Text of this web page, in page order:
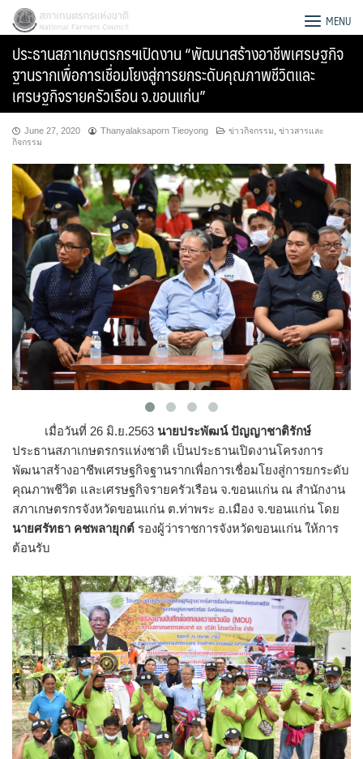
Skip
content
Search
for:
สภาเกษตรกรแห่งชาติ MENU
ประธานสภาเกษตรกรฯเปิดงาน “พัฒนาสร้างอาชีพเศรษฐกิจ
ฐานรากเพื่อการเชื่อมโยงสู่การยกระดับคุณภาพชีวิตและ
เศรษฐกิจรายครัวเรือน จ.ขอนแก่น”
June 27, 2020 Thanyalaksaporn Tieoyong ข่าวกิจกรรม ข่าวสารและ
กิจกรรม
เมื่อวันที่ 26 มิ.ย.2563 นายประพัฒน์ ปัญญาชาติรักษ์
ประธานสภาเกษตรกรแห่งชาติ เป็นประธานเปิดงานโครงการ
พัฒนาสร้างอาชีพเศรษฐกิจฐานรากเพื่อการเชื่อมโยงสู่การยกระดับ
คุณภาพชีวิต และเศรษฐกิจรายครัวเรือน จ.ขอนแก่น ณ สำนักงาน
สภาเกษตรกรจังหวัดขอนแก่น ต.ท่าพระ อ.เมือง จ.ขอนแก่น โดย
นายศรัทธา คชพลายุกต์ รองผู้ว่าราชการจังหวัดขอนแก่น ให้การ
ต้อนรับ